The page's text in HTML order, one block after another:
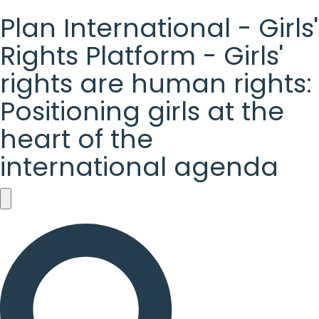
Plan International - Girls'
Rights Platform - Girls'
rights are human rights:
Positioning girls at the
heart of the
international agenda
Plan
International
-
Girls'